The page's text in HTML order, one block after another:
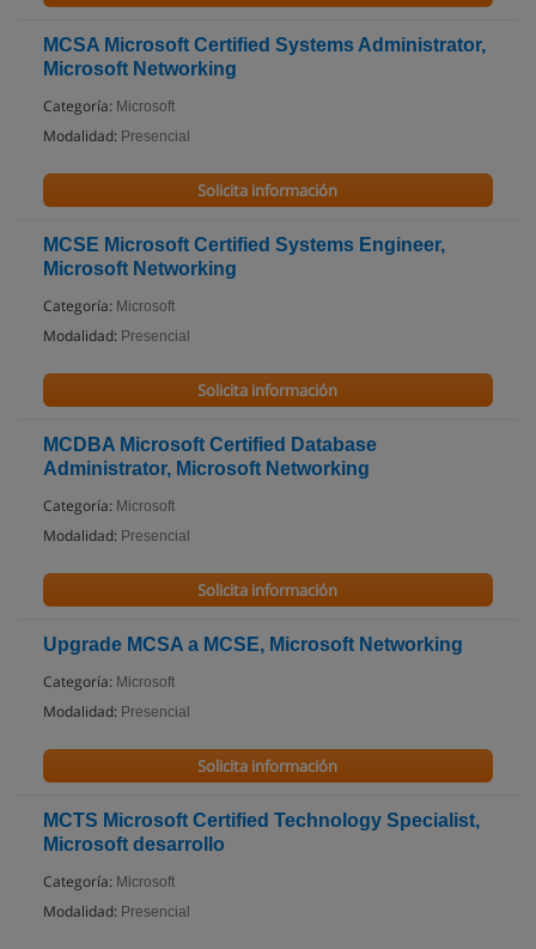
MCSA Microsoft Certified Systems Administrator,
Microsoft Networking
Categoría: Microsoft
Modalidad: Presencial
Solicita información
MCSE Microsoft Certified Systems Engineer,
Microsoft Networking
Categoría: Microsoft
Modalidad: Presencial
Solicita información
MCDBA Microsoft Certified Database
Administrator, Microsoft Networking
Categoría: Microsoft
Modalidad: Presencial
Solicita información
Upgrade MCSA a MCSE, Microsoft Networking
Categoría: Microsoft
Modalidad: Presencial
Solicita información
MCTS Microsoft Certified Technology Specialist,
Microsoft desarrollo
Categoría: Microsoft
Modalidad: Presencial